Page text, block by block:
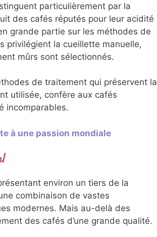
particulièrement par la
des cafés réputés pour leur acidité
grande partie sur les méthodes de
privilégient la cueillette manuelle,
mûrs sont sélectionnés.
de traitement qui préservent la
utilisée, confère aux cafés
incomparables.
à une passion mondiale
environ un tiers de la
combinaison de vastes
modernes. Mais au-delà des
des cafés d’une grande qualité.